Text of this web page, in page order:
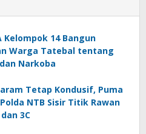
Kelompok 14 Bangun
Warga Tatebal tentang
Narkoba
Tetap Kondusif, Puma
NTB Sisir Titik Rawan
3C